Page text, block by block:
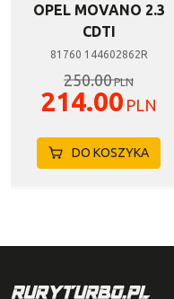
OPEL MOVANO 2.3
CDTI
81760 144602862R
250.00PLN
214.00 PLN
DO KOSZYKA